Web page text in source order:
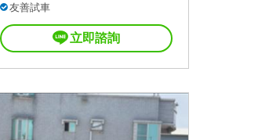
友善試車
立即諮詢